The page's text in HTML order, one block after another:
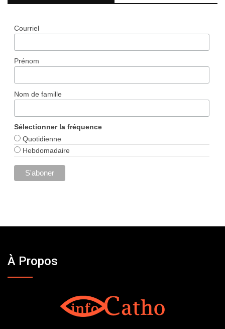
Courriel
Prénom
Nom de famille
Sélectionner la fréquence
Quotidienne
Hebdomadaire
À Propos